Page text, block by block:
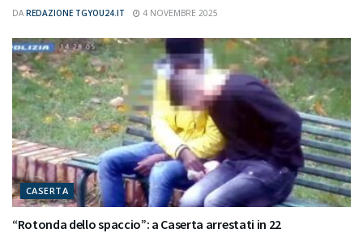
DA REDAZIONE TGYOU24.IT 4 NOVEMBRE 2025
CASERTA
“Rotonda dello spaccio”: a Caserta arrestati in 22